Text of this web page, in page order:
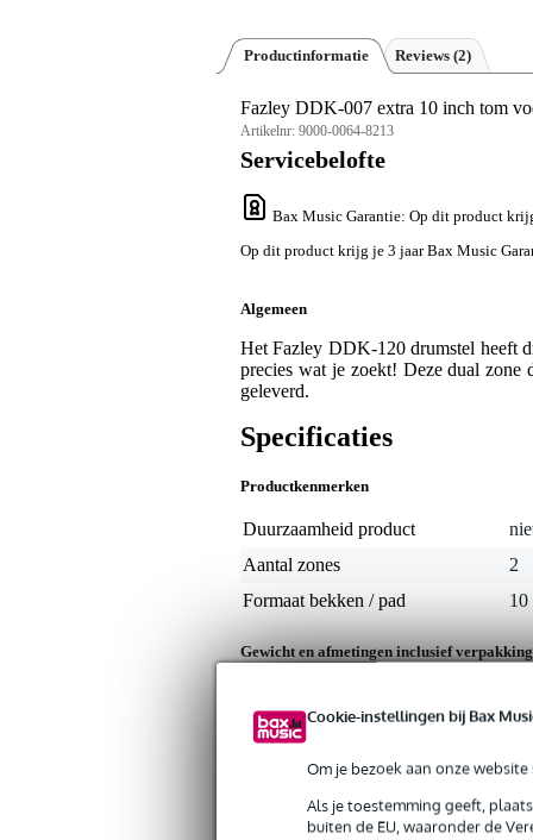
Cookie-instellingen bij Bax
Om je bezoek aan onze
Als je toestemming geeft,
buiten de EU, waaronder de
Productinformatie Reviews (2)
Fazley DDK-007 extra 10 inch tom
Artikelnr: 9000-0064-8213
Servicebelofte
Bax Music Garantie: Op dit product
Op dit product krijg je 3 jaar Bax Music
Algemeen
Het Fazley DDK-120 drumstel heeft
precies wat je zoekt! Deze dual zone
geleverd.
Specificaties
Productkenmerken
Duurzaamheid product
Aantal zones
2
Formaat bekken / pad
10
Gewicht en afmetingen inclusief verpakking
Afmeting
Productspecificaties
drumpad